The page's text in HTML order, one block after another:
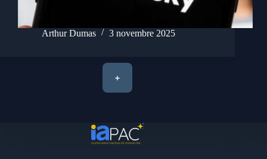
Arthur Dumas 3 novembre 2025
+